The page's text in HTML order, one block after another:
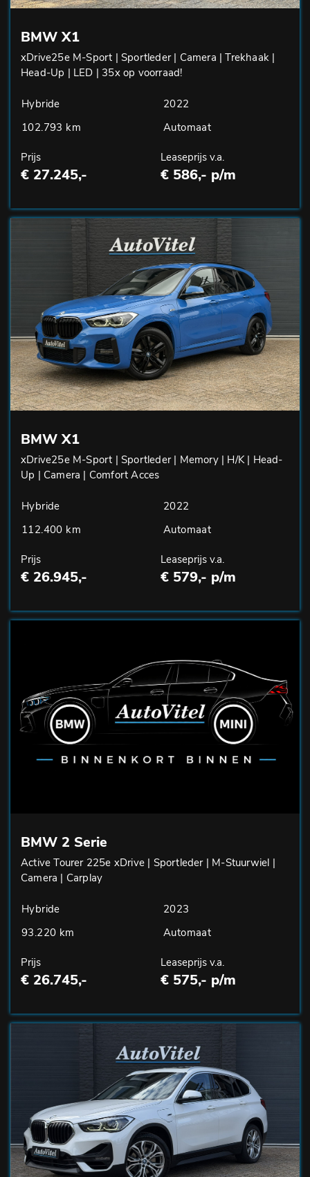
BMW X1
xDrive25e M-Sport | Sportleder | Camera | Trekhaak |
Head-Up | LED | 35x op voorraad!
Hybride
2022
102.793 km
Automaat
Prijs
€ 27.245,-
Leaseprijs v.a.
€ 586,- p/m
BMW X1
xDrive25e M-Sport | Sportleder | Memory | H/K | Head-
Up | Camera | Comfort Acces
Hybride
2022
112.400 km
Automaat
Prijs
€ 26.945,-
Leaseprijs v.a.
€ 579,- p/m
BMW 2 Serie
Active Tourer 225e xDrive | Sportleder | M-Stuurwiel |
Camera | Carplay
Hybride
2023
93.220 km
Automaat
Prijs
€ 26.745,-
Leaseprijs v.a.
€ 575,- p/m